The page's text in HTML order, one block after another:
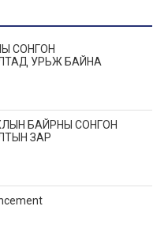
СОНГОН
УРЬЖ БАЙНА
БАЙРНЫ СОНГОН
ЗАР